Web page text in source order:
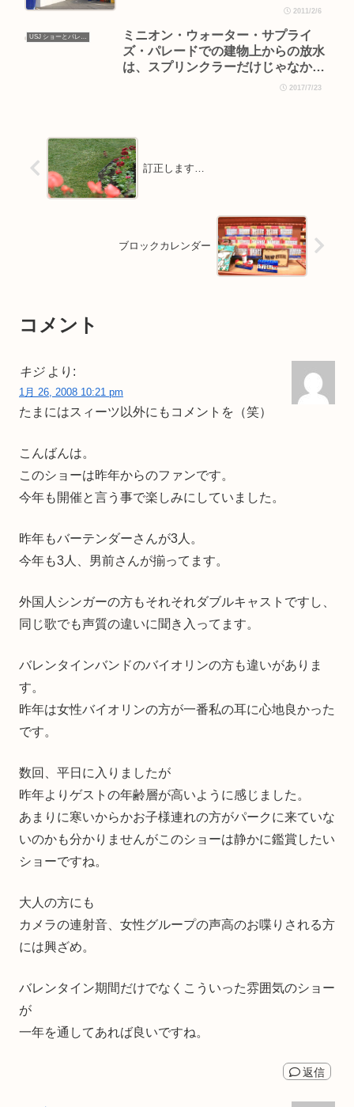
2011/2/6
ミニオン・ウォーター・サプライ
ズ・パレードでの建物上からの放水
は、スプリンクラーだけじゃなかっ
2017/7/23
訂正します…
ブロックカレンダー
コメント
キジ より:
1月 26, 2008 10:21 pm
たまにはスィーツ以外にもコメントを（笑）
こんばんは。
このショーは昨年からのファンです。
今年も開催と言う事で楽しみにしていました。
昨年もバーテンダーさんが3人。
今年も3人、男前さんが揃ってます。
外国人シンガーの方もそれそれダブルキャストですし、
同じ歌でも声質の違いに聞き入ってます。
バレンタインバンドのバイオリンの方も違いがありま
す。
昨年は女性バイオリンの方が一番私の耳に心地良かった
です。
数回、平日に入りましたが
昨年よりゲストの年齢層が高いように感じました。
あまりに寒いからかお子様連れの方がパークに来ていな
いのかも分かりませんがこのショーは静かに鑑賞したい
ショーですね。
大人の方にも
カメラの連射音、女性グループの声高のお喋りされる方
には興ざめ。
バレンタイン期間だけでなくこういった雰囲気のショー
が
一年を通してあれば良いですね。
返信